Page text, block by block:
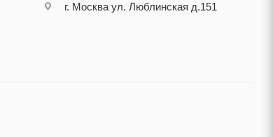
г. Москва ул. Люблинская д.151